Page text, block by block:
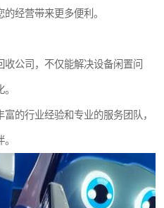
经营带来更多便利。
公司，不仅能解决设备闲置问
的行业经验和专业的服务团队，